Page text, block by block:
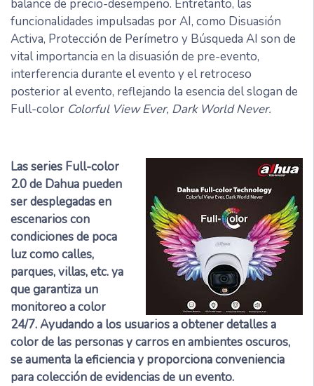
balance de precio-desempeño. Entretanto, las
funcionalidades impulsadas por AI, como Disuasión
Activa, Protección de Perímetro y Búsqueda AI son de
vital importancia en la disuasión de pre-evento,
interferencia durante el evento y el retroceso
posterior al evento, reflejando la esencia del slogan de
Full-color Colorful View Ever, Dark World Never.
Las series Full-color
2.0 de Dahua pueden
ser desplegadas en
escenarios con
condiciones de poca
luz como calles,
parques, villas, etc. ya
que garantiza un
monitoreo a color
24/7. Ayudando a los usuarios a obtener detalles a
color de las personas y carros en ambientes oscuros,
se aumenta la eficiencia y proporciona conveniencia
para colección de evidencias de un evento.